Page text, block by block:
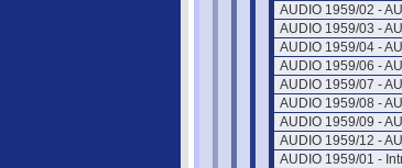
AUDIO 1959/02 -
AUDIO 1959/03 -
AUDIO 1959/04 -
AUDIO 1959/06 -
AUDIO 1959/07 -
AUDIO 1959/08 -
AUDIO 1959/09 -
AUDIO 1959/12 -
AUDIO 1959/01 -